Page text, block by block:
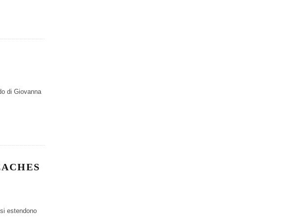
di Giovanna
estendono